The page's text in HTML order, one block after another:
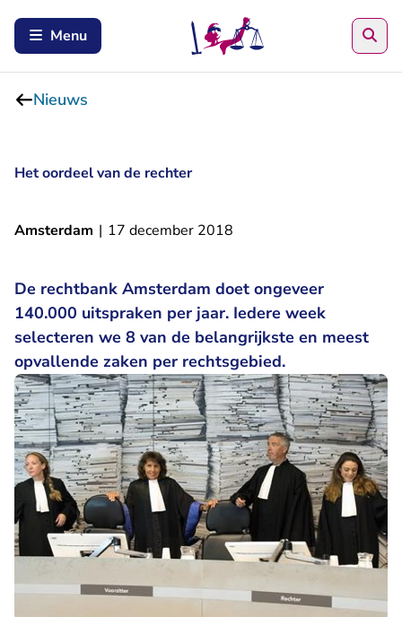
Menu
Nieuws
Het oordeel van de rechter
Amsterdam | 17 december 2018
De rechtbank Amsterdam doet ongeveer
140.000 uitspraken per jaar. Iedere week
selecteren we 8 van de belangrijkste en meest
opvallende zaken per rechtsgebied.